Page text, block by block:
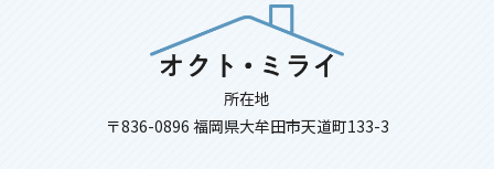
所在地
〒836-0896 福岡県大牟田市天道町133-3